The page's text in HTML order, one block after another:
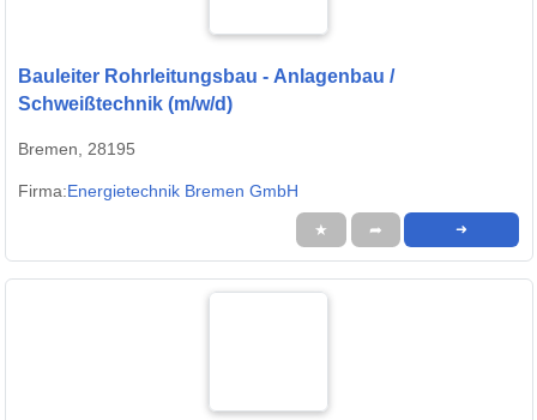
Bauleiter Rohrleitungsbau - Anlagenbau /
Schweißtechnik (m/w/d)
Bremen, 28195
Firma:Energietechnik Bremen GmbH
★ ➦ ➜